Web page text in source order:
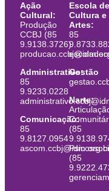
Ação
Cultural:
Produção
CCBJ (85
9.9138.3726)
Administrativo:
85
9.9233.0228
Comunicação:
85
9.8127.0954
Escola de
Cultura e
Artes:
85
Gestão
Narte:
(85
(85